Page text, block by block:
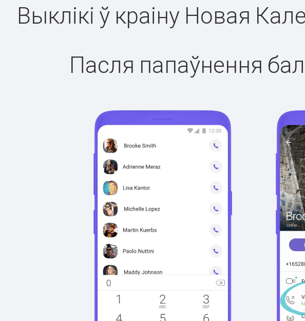
Выклікі ў краіну Новая
Пасля папаўнення